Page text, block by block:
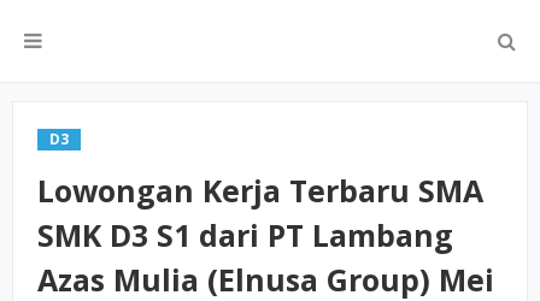
D3
Lowongan Kerja Terbaru SMA
SMK D3 S1 dari PT Lambang
Azas Mulia (Elnusa Group) Mei